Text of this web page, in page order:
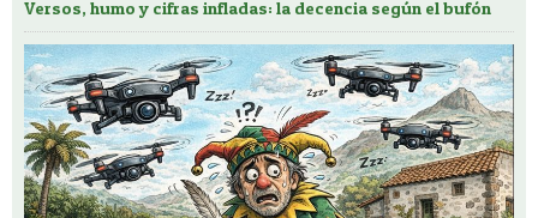
Versos, humo y cifras infladas: la decencia según el bufón